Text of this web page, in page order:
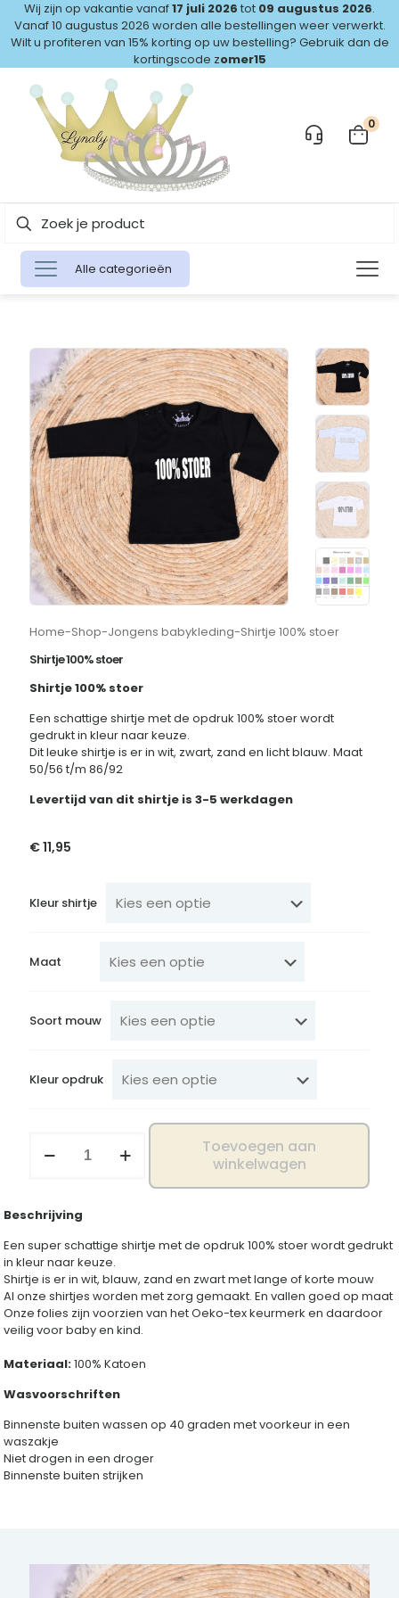
Wij zijn op vakantie vanaf17 juli 2026 tot 09 augustus 2026.
Vanaf 10 augustus 2026 worden alle bestellingen weer verwerkt.
Wilt u profiteren van 15% korting op uw bestelling? Gebruik dan de
kortingscode zomer15
0
Alle categorieën
Home-Shop-Jongens babykleding-Shirtje 100% stoer
Shirtje 100% stoer
Shirtje 100% stoer
Een schattige shirtje met de opdruk 100% stoer wordt
gedrukt in kleur naar keuze.
Dit leuke shirtje is er in wit, zwart, zand en licht blauw. Maat
50/56 t/m 86/92
Levertijd van dit shirtje is 3-5 werkdagen
€11,95
Kleur shirtje
Maat
Soort mouw
Kleur opdruk
100%
Toevoegen aan
winkelwagen
Beschrijving
Een super schattige shirtje met de opdruk 100% stoer wordt gedrukt
in kleur naar keuze.
Shirtje is er in wit, blauw, zand en zwart met lange of korte mouw
Al onze shirtjes worden met zorg gemaakt. En vallen goed op maat
Onze folies zijn voorzien van het Oeko-tex keurmerk en daardoor
veilig voor baby en kind.
Materiaal:100% Katoen
Wasvoorschriften
Binnenste buiten wassen op 40 graden met voorkeur in een
waszakje
Niet drogen in een droger
Binnenste buiten strijken